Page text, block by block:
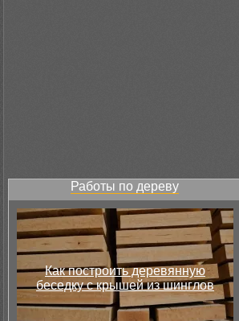
Работы по дереву
Как построить деревянную
беседку с крышей из шинглов